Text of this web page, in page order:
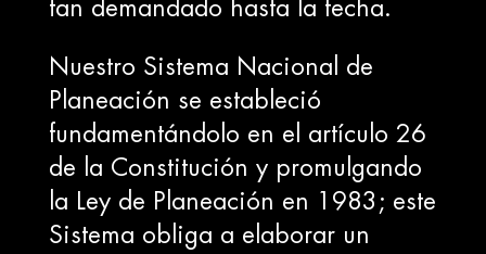
tan demandado hasta la fecha.
Nuestro Sistema Nacional de
Planeación se estableció
fundamentándolo en el artículo 26
de la Constitución y promulgando
la Ley de Planeación en 1983; este
Sistema obliga a elaborar un